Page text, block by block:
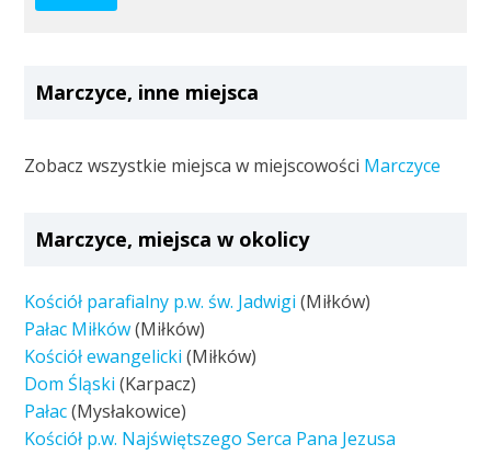
Marczyce, inne miejsca
Zobacz wszystkie miejsca w miejscowości Marczyce
Marczyce, miejsca w okolicy
Kościół parafialny p.w. św. Jadwigi (Miłków)
Pałac Miłków(Miłków)
Kościół ewangelicki (Miłków)
Dom Śląski (Karpacz)
Pałac(Mysłakowice)
Kościół p.w. Najświętszego Serca Pana Jezusa